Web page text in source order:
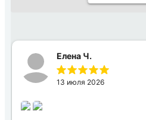
Елена Ч.
13 июля 2026